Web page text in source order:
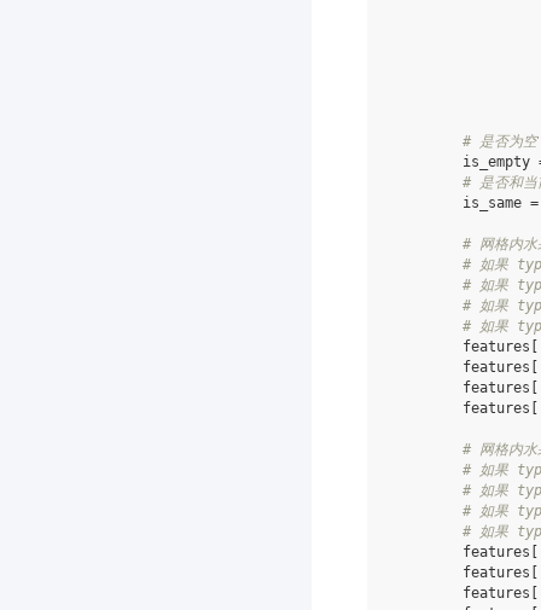
# 是否为
is_empty
# 是否和
is_same =
# 网格内
# 如果
# 如果
# 如果
# 如果
features
features
features
features
# 网格内
# 如果
# 如果
# 如果
# 如果
features
features
features